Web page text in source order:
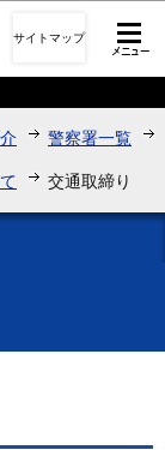
サイトマップ
警察署一覧
交通取締り